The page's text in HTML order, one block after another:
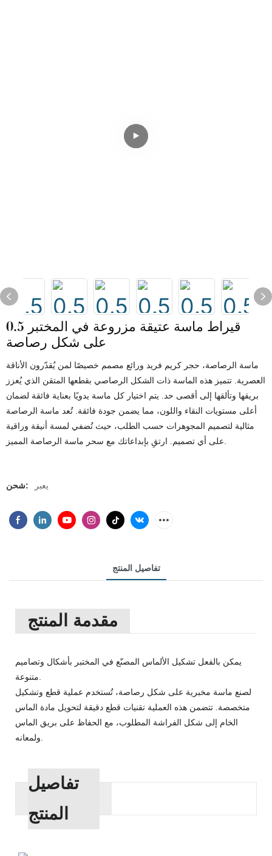
0.5 قيراط ماسة عتيقة مزروعة في المختبر
على شكل رصاصة
ماسة الرصاصة، حجر كريم فريد ورائع مصمم خصيصًا لمن يُقدّرون الأناقة
العصرية. تتميز هذه الماسة ذات الشكل الرصاصي بقطعها المتقن الذي يُعزز
بريقها وتألقها إلى أقصى حد. يتم اختيار كل ماسة يدويًا بعناية فائقة لضمان
أعلى مستويات النقاء واللون، مما يضمن جودة فائقة. تُعد ماسة الرصاصة
مثالية لتصميم المجوهرات حسب الطلب، حيث تُضفي لمسة أنيقة وراقية
شحن: يعبر
تفاصيل المنتج
مقدمة المنتج
يمكن بالفعل تشكيل الألماس المصنّع في المختبر بأشكال وتصاميم
لصنع ماسة مخبرية على شكل رصاصة، تُستخدم عملية قطع وتشكيل
متخصصة. تتضمن هذه العملية تقنيات قطع دقيقة لتحويل مادة الماس
الخام إلى شكل الفراشة المطلوب، مع الحفاظ على بريق الماس
تفاصيل
المنتج